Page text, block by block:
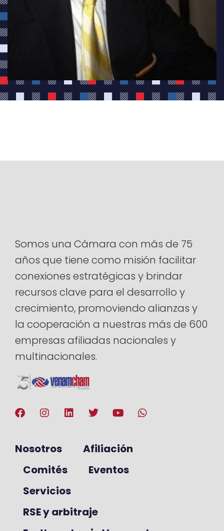
Somos una Cámara con más de 75
años que tiene como misión facilitar
conexiones estratégicas y brindar
recursos clave para el desarrollo y
crecimiento, promoviendo alianzas y
la cooperación a nuestras más de 600
empresas afiliadas nacionales y
multinacionales.
Nosotros
Afiliación
Comités
Eventos
Servicios
RSE y arbitraje